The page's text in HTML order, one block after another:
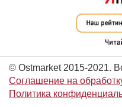
© Ostmarket 2015-2021.
Соглашение на
Политика